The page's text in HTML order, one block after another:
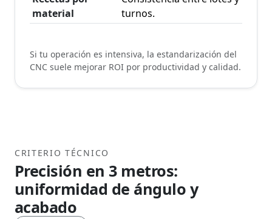
material
turnos.
Si tu operación es intensiva, la estandarización del
CNC suele mejorar ROI por productividad y calidad.
CRITERIO TÉCNICO
Precisión en 3 metros:
uniformidad de ángulo y
acabado